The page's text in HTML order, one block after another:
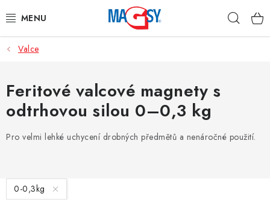
na
HLAVNÉ KATEGÓRIE
MAGNETICKÉ POMÔCKY
PRIEMYSELNÉ MAGNETY
OSTATNÉ MAGNETY
NEREZOVÉ MATERIÁLY
Valce
Feritové valcové magnety s
odtrhovou silou 0–0,3 kg
Pro velmi lehké uchycení drobných předmětů a nenáročné použití.
V
ý
0-0,3kg